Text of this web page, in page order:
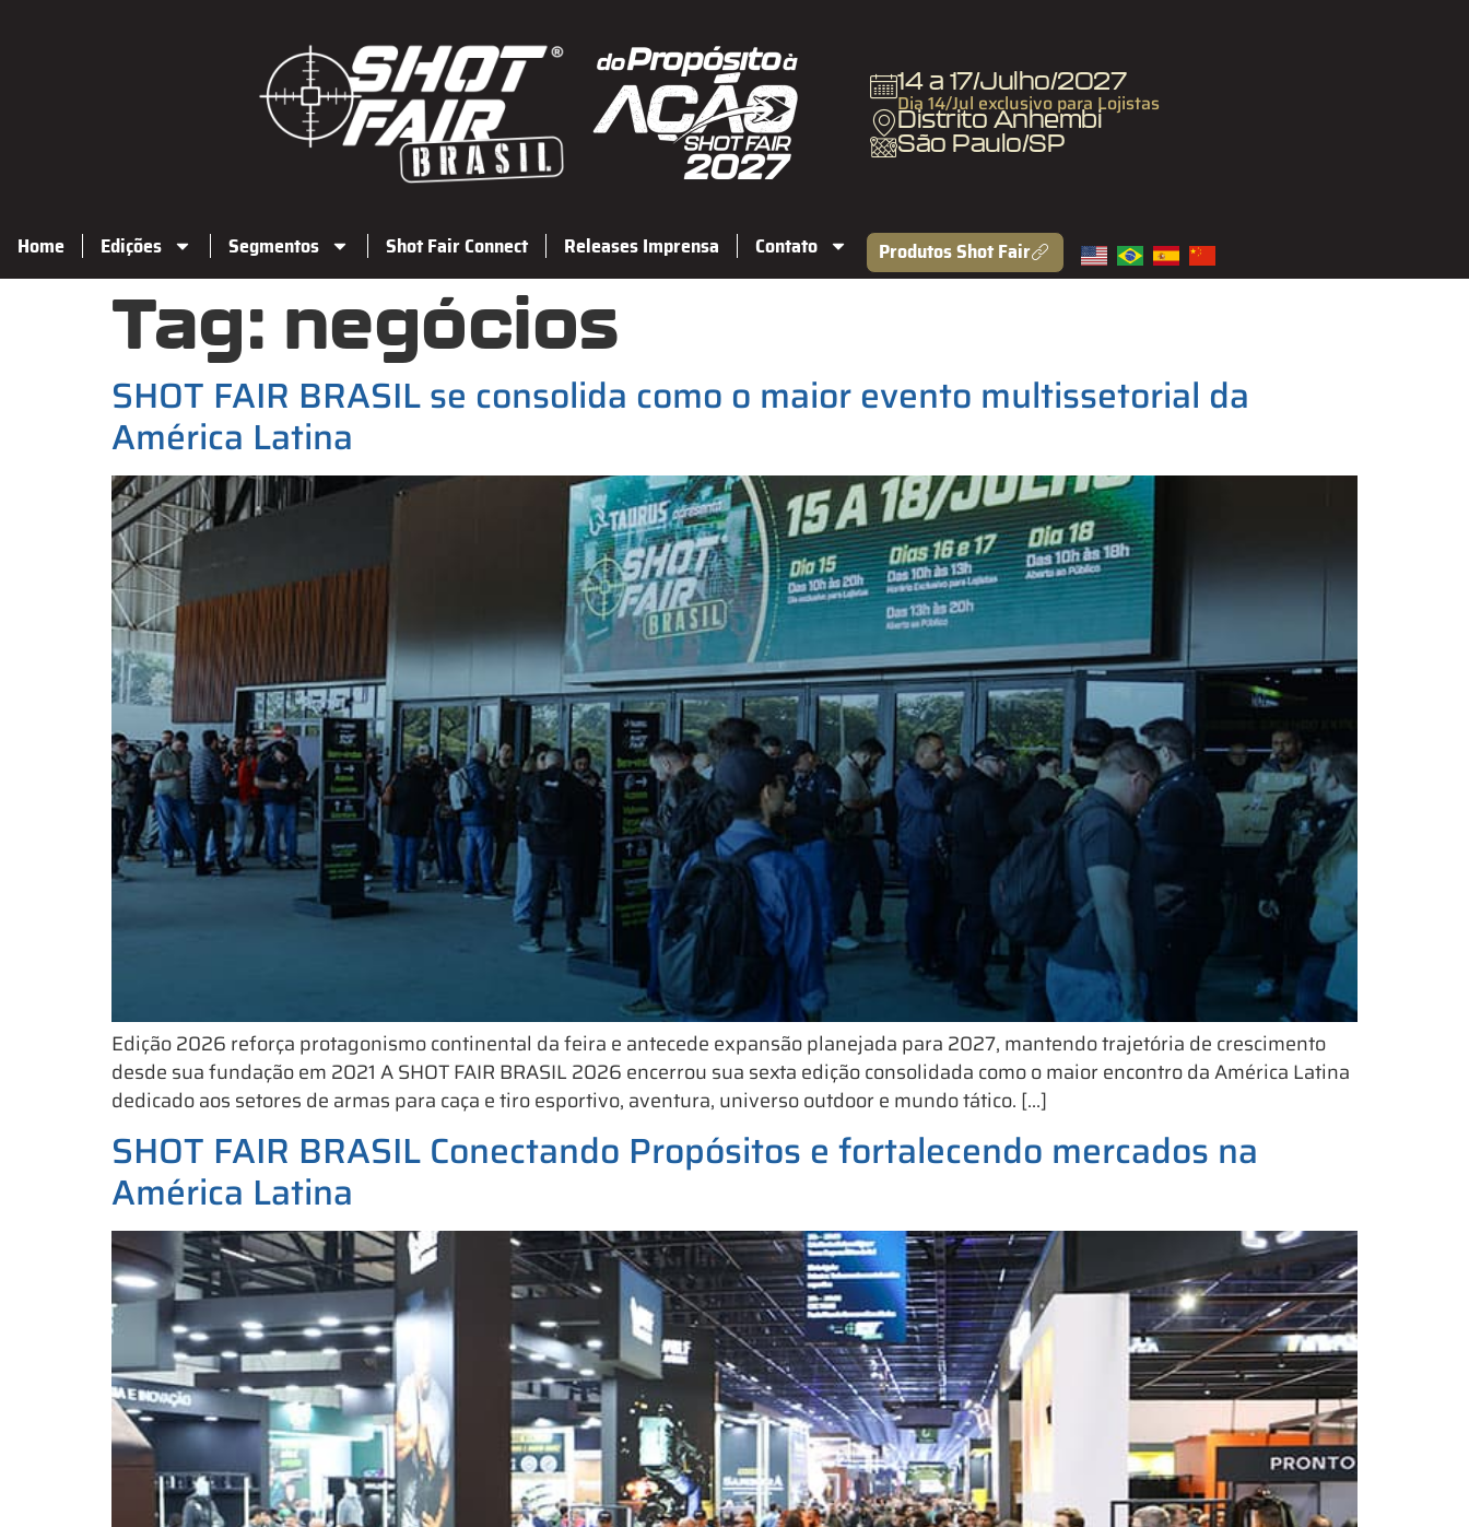
14 a 17/Julho/2027
Dia 14/Jul exclusivo para Lojistas
Distrito Anhembi
São Paulo/SP
Home Edições Segmentos Shot Fair Connect Releases Imprensa Contato Produtos Shot Fair
Tag: negócios
SHOT FAIR BRASIL se consolida como o maior evento multissetorial da
América Latina
Edição 2026 reforça protagonismo continental da feira e antecede expansão planejada para 2027, mantendo trajetória de crescimento
desde sua fundação em 2021 A SHOT FAIR BRASIL 2026 encerrou sua sexta edição consolidada como o maior encontro da América Latina
dedicado aos setores de armas para caça e tiro esportivo, aventura, universo outdoor e mundo tático. […]
SHOT FAIR BRASIL Conectando Propósitos e fortalecendo mercados na
América Latina